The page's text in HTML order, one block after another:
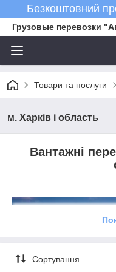
Безкоштовний
Грузовые перевозки
Товари та послуги
м. Харків і область
Вантажні
Сортування